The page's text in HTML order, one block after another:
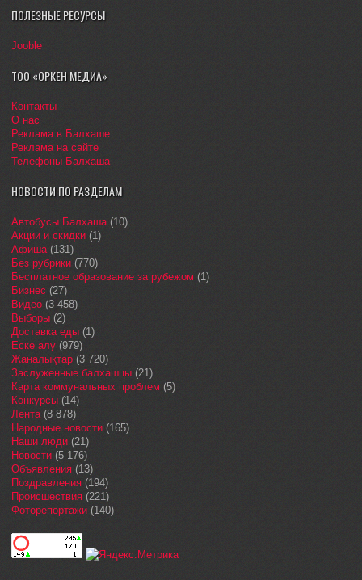
ПОЛЕЗНЫЕ РЕСУРСЫ
Jooble
ТОО «ОРКЕН МЕДИА»
Контакты
О нас
Реклама в Балхаше
Реклама на сайте
Телефоны Балхаша
НОВОСТИ ПО РАЗДЕЛАМ
Автобусы Балхаша(10)
Акции и скидки (1)
Афиша(131)
Без рубрики (770)
Бесплатное образование за рубежом (1)
Бизнес (27)
Видео (3 458)
Выборы (2)
Доставка еды (1)
Еске алу (979)
Жаңалықтар (3 720)
Заслуженные балхашцы (21)
Карта коммунальных проблем (5)
Конкурсы (14)
Лента(8 878)
Народные новости (165)
Наши люди (21)
Новости (5 176)
Объявления (13)
Поздравления (194)
Происшествия (221)
Фоторепортажи (140)